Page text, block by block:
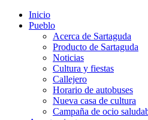
Inicio
Pueblo
Acerca de Sartaguda
Producto de Sartaguda
Noticias
Cultura y fiestas
Callejero
Horario de autobuses
Nueva casa de cultura
Campaña de ocio